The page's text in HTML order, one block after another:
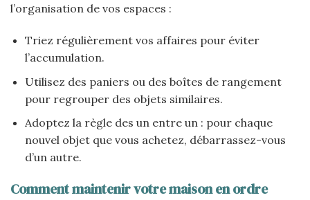
l’organisation de vos espaces :
Triez régulièrement vos affaires pour éviter
l’accumulation.
Utilisez des paniers ou des boîtes de rangement
pour regrouper des objets similaires.
Adoptez la règle des un entre un : pour chaque
nouvel objet que vous achetez, débarrassez-vous
d’un autre.
Comment maintenir votre maison en ordre